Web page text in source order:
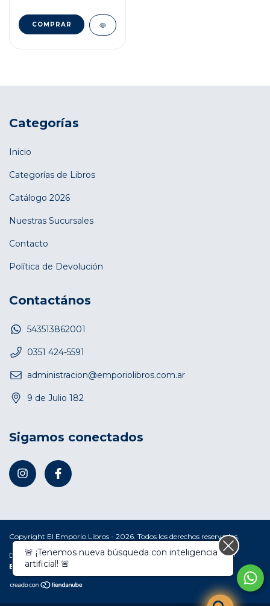
Categorías
Inicio
Categorías de Libros
Catálogo 2026
Nuestras Sucursales
Contacto
Política de Devolución
Contactános
543513862001
0351 424-5591
administracion@emporiolibros.com.ar
9 de Julio 182
Sigamos conectados
Copyright El Emporio Libros - 2026. Todos los derechos reservados.
Defensa de las y los consumidores. Para reclamos ingresá acá. /
Botón de arrepentimiento
🚨 ¡Tenemos nueva búsqueda con inteligencia
artificial! 🚨